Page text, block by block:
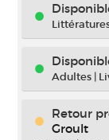
Adultes |
Retour
Groult